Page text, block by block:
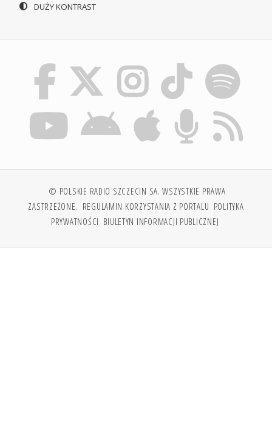
DUŻY KONTRAST
© POLSKIE RADIO SZCZECIN SA. WSZYSTKIE PRAWA
ZASTRZEŻONE. REGULAMIN KORZYSTANIA Z PORTALU POLITYKA
PRYWATNOŚCI BIULETYN INFORMACJI PUBLICZNEJ